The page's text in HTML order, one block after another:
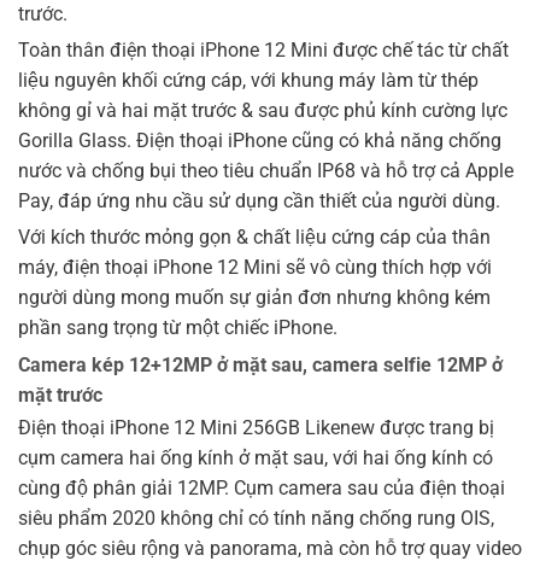
trước.
Toàn thân điện thoại iPhone 12 Mini được chế tác từ chất
liệu nguyên khối cứng cáp, với khung máy làm từ thép
không gỉ và hai mặt trước & sau được phủ kính cường lực
Gorilla Glass. Điện thoại iPhone cũng có khả năng chống
nước và chống bụi theo tiêu chuẩn IP68 và hỗ trợ cả Apple
Pay, đáp ứng nhu cầu sử dụng cần thiết của người dùng.
Với kích thước mỏng gọn & chất liệu cứng cáp của thân
máy, điện thoại iPhone 12 Mini sẽ vô cùng thích hợp với
người dùng mong muốn sự giản đơn nhưng không kém
phần sang trọng từ một chiếc iPhone.
Camera kép 12+12MP ở mặt sau, camera selfie 12MP ở
mặt trước
Điện thoại iPhone 12 Mini 256GB Likenew được trang bị
cụm camera hai ống kính ở mặt sau, với hai ống kính có
cùng độ phân giải 12MP. Cụm camera sau của điện thoại
siêu phẩm 2020 không chỉ có tính năng chống rung OIS,
chụp góc siêu rộng và panorama, mà còn hỗ trợ quay video